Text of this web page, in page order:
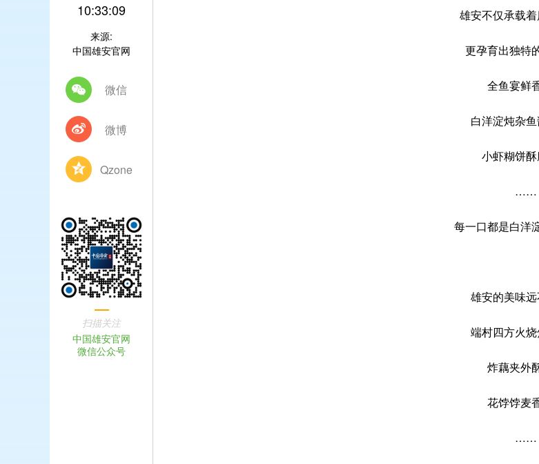
10:33:09
来源:
中国雄安官网
微信
微博
Qzone
扫描关注
中国雄安官网
微信公众号
雄安不仅承载
更孕育出独特
全鱼宴鲜
白洋淀炖杂
小虾糊饼
……
每一口都是白洋
雄安的美味
端村四方火
炸藕夹外
花饽饽麦
……